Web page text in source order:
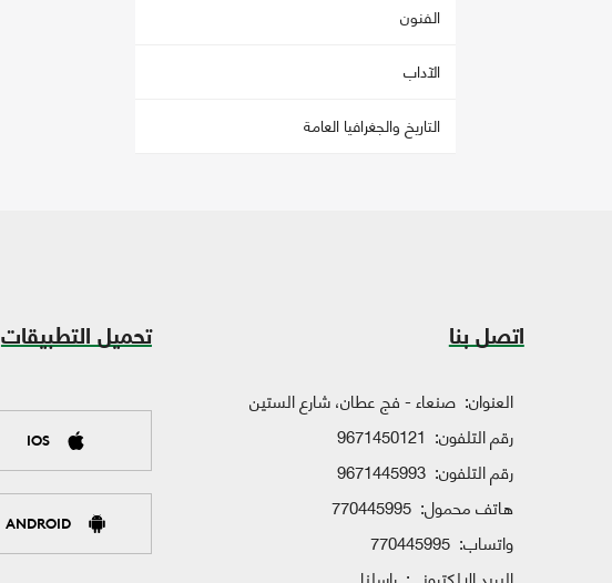
الفنون
الآداب
التاريخ والجغرافيا العامة
اتصل بنا
العنوان: صنعاء - فج عطان، شارع الستين
رقم التلفون: 9671450121
رقم التلفون: 9671445993
هاتف محمول: 770445995
واتساب: 770445995
تحميل التطبيقات
IOS
ANDROID